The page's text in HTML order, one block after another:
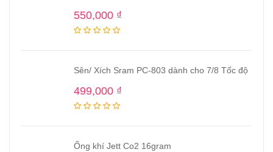
550,000 ₫
Sên/ Xích Sram PC-803 dành cho 7/8 Tốc độ
499,000 ₫
Ống khí Jett Co2 16gram